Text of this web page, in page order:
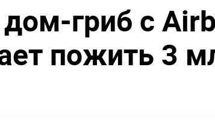
гриб с
пожить 3